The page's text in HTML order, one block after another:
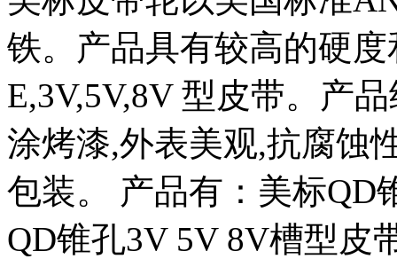
铁。产品具有较高的硬
E,3V,5V,8V 型皮带。产
涂烤漆,外表美观,抗腐蚀
包装。 产品有：美标QD
QD锥孔3V 5V 8V槽型皮